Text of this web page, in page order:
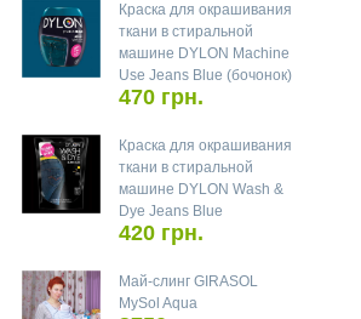
Краска для окрашивания
ткани в стиральной
машине DYLON Machine
Use Jeans Blue (бочонок)
470 грн.
Краска для окрашивания
ткани в стиральной
машине DYLON Wash &
Dye Jeans Blue
420 грн.
Май-слинг GIRASOL
MySol Aqua